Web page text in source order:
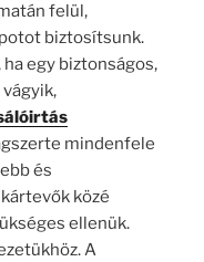
felül,
biztosítsunk.
egy biztonságos,
mindenfele
és
közé
ellenük.
A